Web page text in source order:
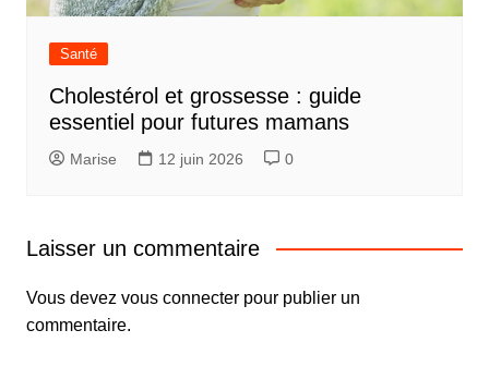
Santé
Cholestérol et grossesse : guide
essentiel pour futures mamans
Marise 12 juin 2026 0
Laisser un commentaire
Vous devez vous connecterpour publier un
commentaire.